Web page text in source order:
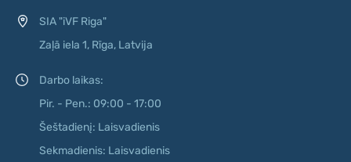
SIA "iVF Riga"
Zaļā iela 1, Rīga, Latvija
Darbo laikas:
Pir. - Pen.: 09:00 - 17:00
Šeštadienį: Laisvadienis
Sekmadienis: Laisvadienis